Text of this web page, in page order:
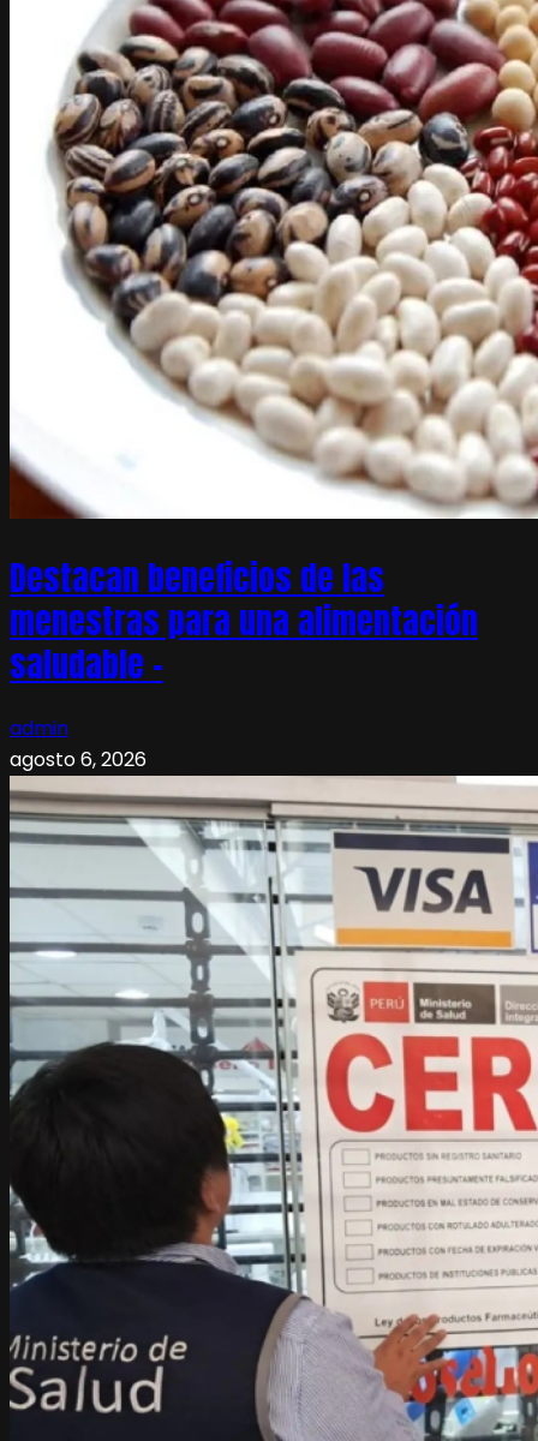
Destacan beneficios de las
menestras para una alimentación
saludable –
admin
agosto 6, 2026